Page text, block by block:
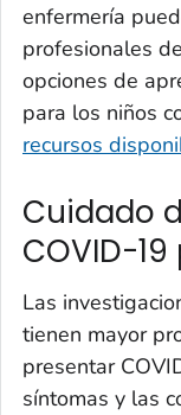
enfermería
profesionales
opciones de
para los niños
recursos
Cuidado
COVID-
Las
tienen mayor
presentar
síntomas y las